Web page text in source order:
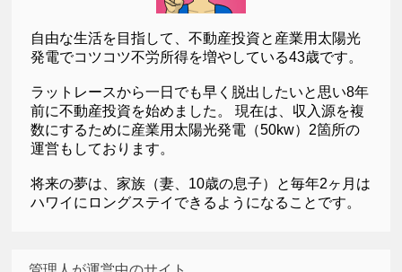
自由な生活を目指して、不動産投資と産業用太陽光
発電でコツコツ不労所得を増やしている43歳です。
ラットレースから一日でも早く脱出したいと思い8年
前に不動産投資を始めました。 現在は、収入源を複
数にするために産業用太陽光発電（50kw）2箇所の
運営もしております。
将来の夢は、家族（妻、10歳の息子）と毎年2ヶ月は
ハワイにロングステイできるようになることです。